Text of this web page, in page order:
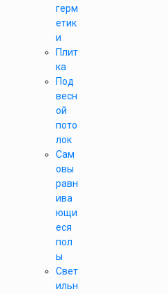
герм
етик
и
Плит
ка
Под
весн
ой
пото
лок
Сам
овы
равн
ива
ющи
еся
пол
ы
Свет
ильн